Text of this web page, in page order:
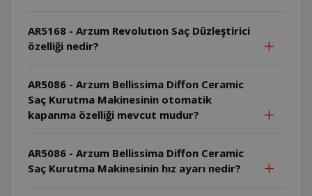
AR5168 - Arzum Revolutıon Saç Düzleştirici
özelliği nedir?
AR5086 - Arzum Bellissima Diffon Ceramic
Saç Kurutma Makinesinin otomatik
kapanma özelliği mevcut mudur?
AR5086 - Arzum Bellissima Diffon Ceramic
Saç Kurutma Makinesinin hız ayarı nedir?